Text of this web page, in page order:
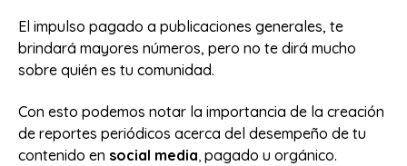
El impulso pagado a publicaciones generales, te
brindará mayores números, pero no te dirá mucho
sobre quién es tu comunidad.
Con esto podemos notar la importancia de la creación
de reportes periódicos acerca del desempeño de tu
contenido en social media, pagado u orgánico.